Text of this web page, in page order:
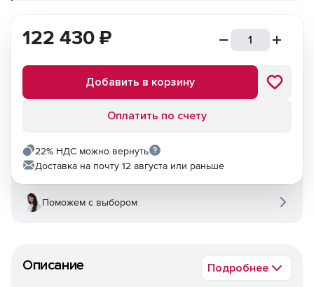
Описание Подробнее
122 430 ₽
Добавить в корзину
Оплатить по счету
22% НДС можно вернуть
Доставка на почту 12 августа или раньше
Поможем с выбором